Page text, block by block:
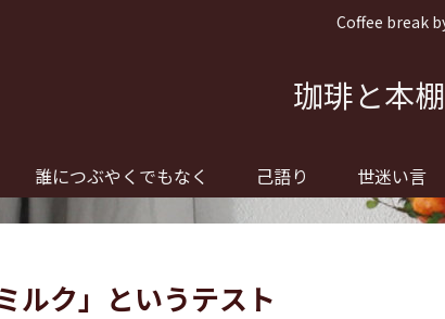
Coffee break
珈琲と本
誰につぶやくでもなく 己語り 世迷い言
ルク」というテスト